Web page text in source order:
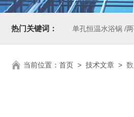
热门关键词： 单孔恒温水浴锅 /
当前位置： 首页 > 技术文章 >